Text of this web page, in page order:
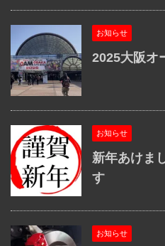
お知らせ
2025大阪オ
お知らせ
新年あけま
す
お知らせ